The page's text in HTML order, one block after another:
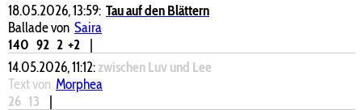
18.05.2026, 13:59: Tau auf den Blättern
Ballade von Saira
140 92 2 +2
|
14.05.2026, 11:12:zwischen Luv und Lee
Text von Morphea
26 13
|